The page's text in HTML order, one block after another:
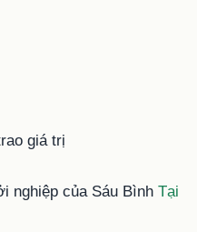
giá trị
nghiệp của Sáu Bình Tại